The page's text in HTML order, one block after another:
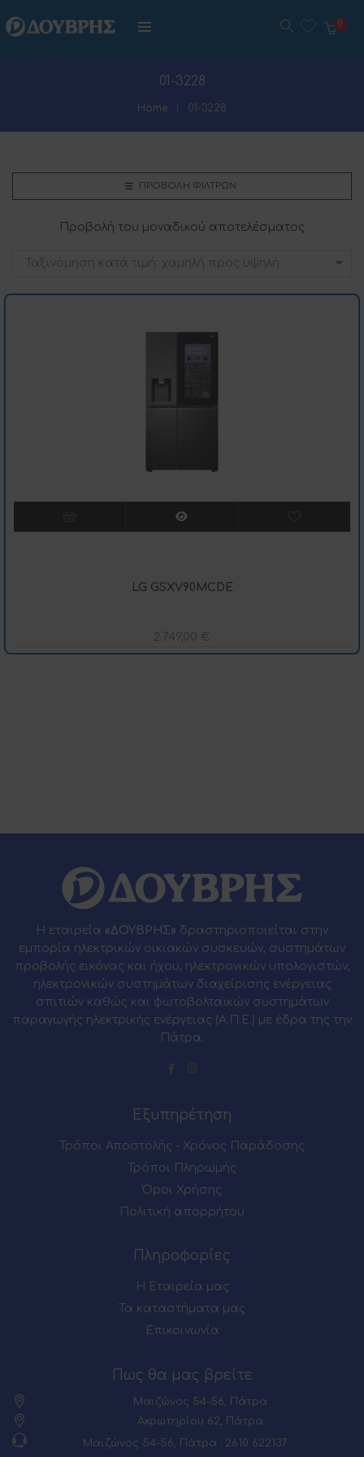
01-3228
Home 01-3228
ΠΡΟΒΟΛΉ ΦΊΛΤΡΩΝ
Προβολή του μοναδικού αποτελέσματος
Ταξινόμηση κατά τιμή: χαμηλή προς υψηλή
LG GSXV90MCDE
2.749,00 €
Η εταιρεία «ΔΟΥΒΡΗΣ» δραστηριοποιείται στην
εμπορία ηλεκτρικών οικιακών συσκευών, συστημάτων
προβολής εικόνας και ήχου, ηλεκτρονικών υπολογιστών,
ηλεκτρονικών συστημάτων διαχείρισης ενέργειας
σπιτιών καθώς και φωτοβολταϊκών συστημάτων
παραγωγής ηλεκτρικής ενέργειας (Α.Π.Ε.) με έδρα της την
Πάτρα.
Εξυπηρέτηση
Τρόποι Αποστολής - Χρόνος Παράδοσης
Τρόποι Πληρωμής
Όροι Χρήσης
Πολιτική απορρήτου
Πληροφορίες
Η Εταιρεία μας
Τα καταστήματα μας
Επικοινωνία
Πως θα μας βρείτε
Μαιζώνος 54-56, Πάτρα
Ακρωτηρίου 62, Πάτρα
Μαιζώνος 54-56, Πάτρα : 2610 622137